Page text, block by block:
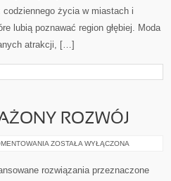
życia w miastach i
lubią poznawać region głębiej. Moda
atrakcji, […]
ROZWÓJ
ŚRODOWISKO
ROZWÓJ
ZOSTAŁA WYŁĄCZONA
rozwiązania przeznaczone